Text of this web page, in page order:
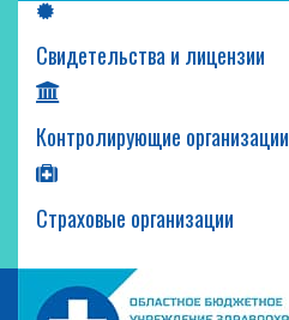
Свидетельства и лицензии
Контролирующие организации
Страховые организации